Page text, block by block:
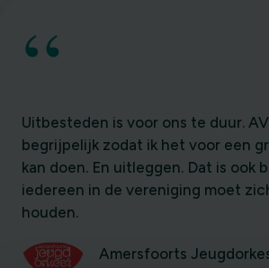
“
Uitbesteden is voor ons te duur.
begrijpelijk zodat ik het voor een
kan doen. En uitleggen. Dat is ook
iedereen in de vereniging moet
houden.
Amersfoorts